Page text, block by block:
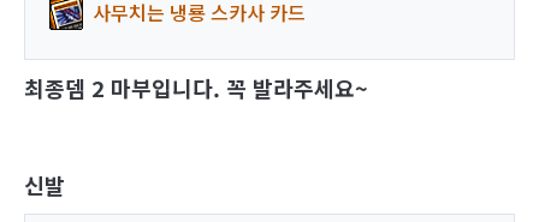
사무치는 냉룡 스카사 카드
최종뎀 2 마부입니다. 꼭 발라주세요~
신발